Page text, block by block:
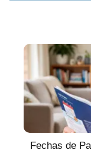
Fechas de